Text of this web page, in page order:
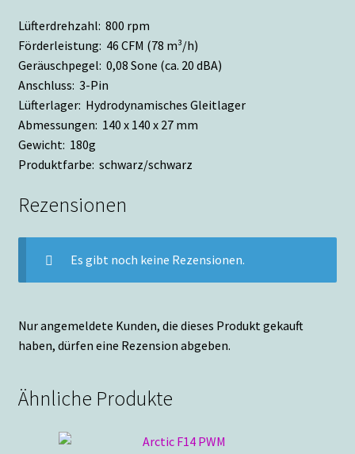
Lüfterdrehzahl: 800 rpm
Förderleistung: 46 CFM (78 m³/h)
Geräuschpegel: 0,08 Sone (ca. 20 dBA)
Anschluss: 3-Pin
Lüfterlager: Hydrodynamisches Gleitlager
Abmessungen: 140 x 140 x 27 mm
Gewicht: 180g
Produktfarbe: schwarz/schwarz
Rezensionen
Es gibt noch keine Rezensionen.
Nur angemeldete Kunden, die dieses Produkt gekauft
haben, dürfen eine Rezension abgeben.
Ähnliche Produkte